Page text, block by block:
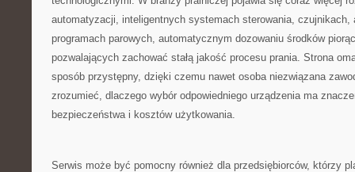
automatyzacji, inteligentnych systemach sterowania, czujnikach,
programach parowych, automatycznym dozowaniu środków
pozwalających zachować stałą jakość procesu prania. Strona
sposób przystępny, dzięki czemu nawet osoba niezwiązana
zrozumieć, dlaczego wybór odpowiedniego urządzenia ma
bezpieczeństwa i kosztów użytkowania.
Serwis może być pomocny również dla przedsiębiorców, którzy